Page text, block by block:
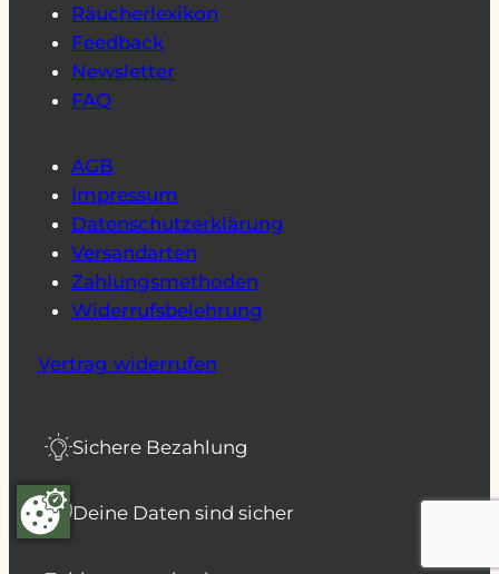
Räucherlexikon
Feedback
Newsletter
FAQ
AGB
Impressum
Datenschutzerklärung
Versandarten
Zahlungsmethoden
Widerrufsbelehrung
Vertrag widerrufen
Sichere Bezahlung
SSL
Deine Daten sind sicher